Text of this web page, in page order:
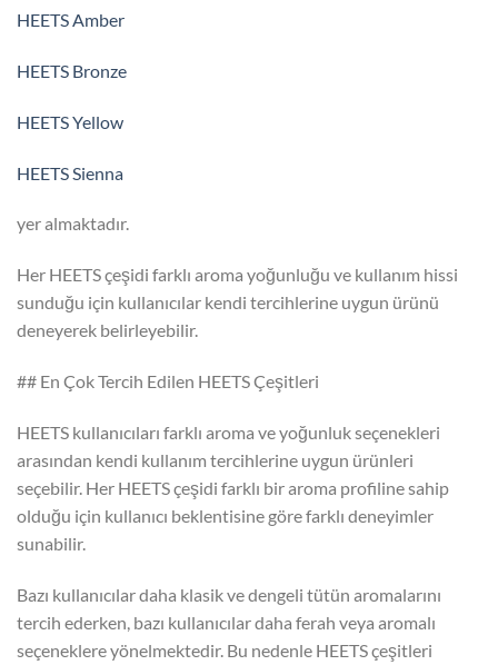
HEETS Amber
HEETS Bronze
HEETS Yellow
HEETS Sienna
yer almaktadır.
Her HEETS çeşidi farklı aroma yoğunluğu ve kullanım hissi
sunduğu için kullanıcılar kendi tercihlerine uygun ürünü
deneyerek belirleyebilir.
## En Çok Tercih Edilen HEETS Çeşitleri
HEETS kullanıcıları farklı aroma ve yoğunluk seçenekleri
arasından kendi kullanım tercihlerine uygun ürünleri
seçebilir. Her HEETS çeşidi farklı bir aroma profiline sahip
olduğu için kullanıcı beklentisine göre farklı deneyimler
sunabilir.
Bazı kullanıcılar daha klasik ve dengeli tütün aromalarını
tercih ederken, bazı kullanıcılar daha ferah veya aromalı
seçeneklere yönelmektedir. Bu nedenle HEETS çeşitleri